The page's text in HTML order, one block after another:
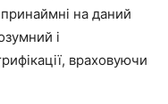
на даний
і
враховуючи